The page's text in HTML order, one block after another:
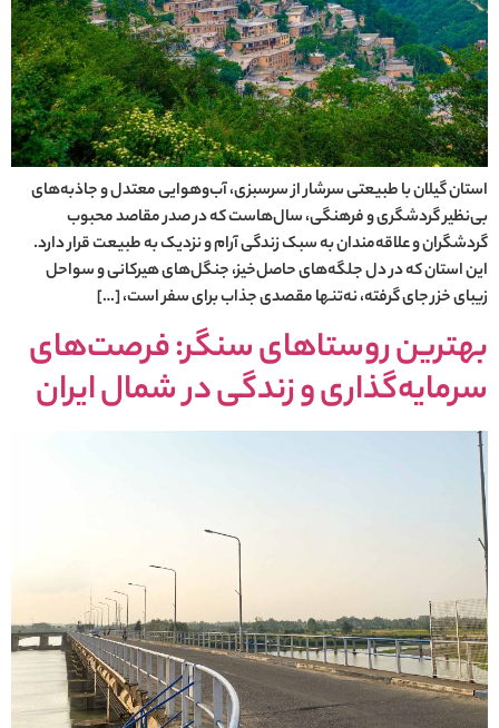
استان گیلان با طبیعتی سرشار از سرسبزی، آب‌وهوایی معتدل و جاذبه‌های
بی‌نظیر گردشگری و فرهنگی، سال‌هاست که در صدر مقاصد محبوب
گردشگران و علاقه‌مندان به سبک زندگی آرام و نزدیک به طبیعت قرار دارد.
این استان که در دل جلگه‌های حاصل‌خیز، جنگل‌های هیرکانی و سواحل
زیبای خزر جای گرفته، نه‌تنها مقصدی جذاب برای سفر است، […]
بهترین روستاهای سنگر: فرصت‌های
سرمایه‌گذاری و زندگی در شمال ایران